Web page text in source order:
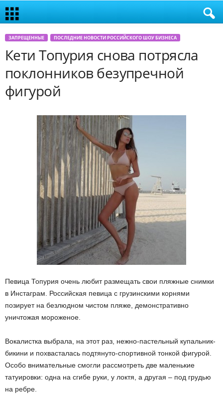
ЗАПРЕЩЕННЫЕ ПОСЛЕДНИЕ НОВОСТИ РОССИЙСКОГО ШОУ БИЗНЕСА
Кети Топурия снова потрясла
поклонников безупречной
фигурой
Певица Топурия очень любит размещать свои пляжные снимки
в Инстаграм. Российская певица с грузинскими корнями
позирует на безлюдном чистом пляже, демонстративно
уничтожая мороженое.
Вокалистка выбрала, на этот раз, нежно-пастельный купальник-
бикини и похвасталась подтянуто-спортивной тонкой фигурой.
Особо внимательные смогли рассмотреть две маленькие
татуировки: одна на сгибе руки, у локтя, а другая – под грудью
на ребре.